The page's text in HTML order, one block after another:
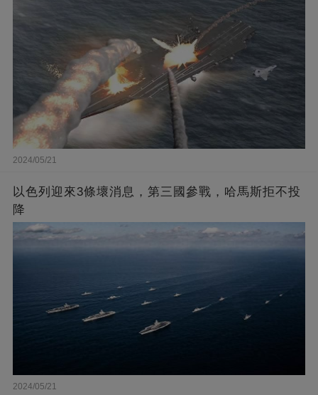
2024/05/21
以色列迎來3條壞消息，第三國參戰，哈馬斯拒不投
降
2024/05/21